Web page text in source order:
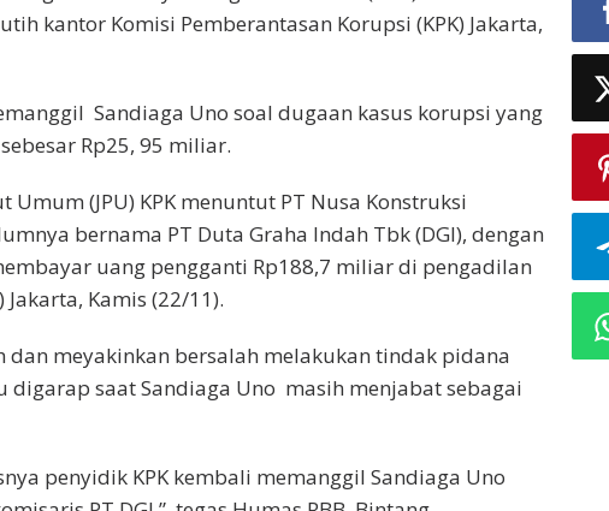
kantor Komisi Pemberantasan Korupsi (KPK) Jakarta,
Sandiaga Uno soal dugaan kasus korupsi yang
Rp25, 95 miliar.
(JPU) KPK menuntut PT Nusa Konstruksi
bernama PT Duta Graha Indah Tbk (DGI), dengan
uang pengganti Rp188,7 miliar di pengadilan
Kamis (22/11).
dan meyakinkan bersalah melakukan tindak pidana
digarap saat Sandiaga Uno masih menjabat sebagai
penyidik KPK kembali memanggil Sandiaga Uno